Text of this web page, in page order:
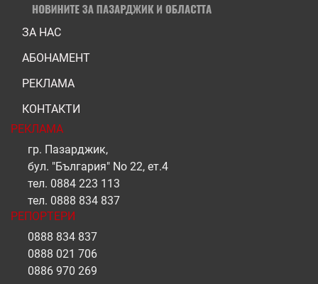
ЗА НАС
АБОНАМЕНТ
РЕКЛАМА
КОНТАКТИ
РЕКЛАМА
гр. Пазарджик,
бул. "България" No 22, ет.4
тел. 0884 223 113
тел. 0888 834 837
РЕПОРТЕРИ
0888 834 837
0888 021 706
0886 970 269